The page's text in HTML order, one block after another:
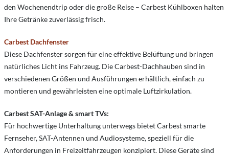
den Wochenendtrip oder die große Reise – Carbest Kühlboxen halten
Ihre Getränke zuverlässig frisch.
Carbest Dachfenster
Diese Dachfenster sorgen für eine effektive Belüftung und bringen
natürliches Licht ins Fahrzeug. Die Carbest-Dachhauben sind in
verschiedenen Größen und Ausführungen erhältlich, einfach zu
montieren und gewährleisten eine optimale Luftzirkulation.
Carbest SAT-Anlage & smart TVs:
Für hochwertige Unterhaltung unterwegs bietet Carbest smarte
Fernseher, SAT-Antennen und Audiosysteme, speziell für die
Anforderungen in Freizeitfahrzeugen konzipiert. Diese Geräte sind